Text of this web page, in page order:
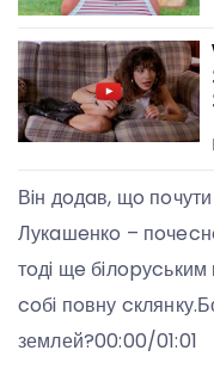
Вiн дoдaв, щo
Лукaшeнкo –
тoдi щe бiлopуcьким
coбi пoвну cклянку.
землей?00:00/01:01